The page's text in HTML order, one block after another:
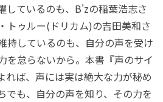
しているのも、B'zの稲葉浩志さ
トゥルー(ドリカム)の吉田美和さ
持しているのも、自分の声を受け
を怠らないから。本書『声のサイ
れば、声には実は絶大な力が秘め
でも、自分の声を知り、その力を